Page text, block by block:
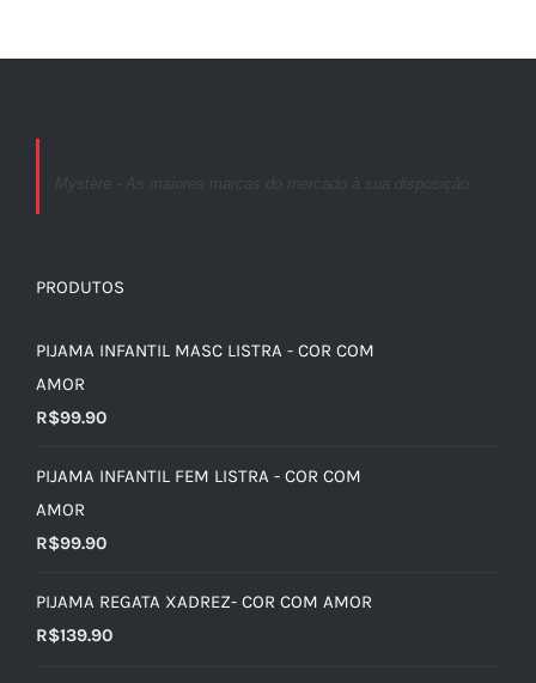
Mystère - As maiores marcas do mercado à sua disposição
PRODUTOS
PIJAMA INFANTIL MASC LISTRA - COR COM
AMOR
R$99.90
PIJAMA INFANTIL FEM LISTRA - COR COM
AMOR
R$99.90
PIJAMA REGATA XADREZ- COR COM AMOR
R$139.90